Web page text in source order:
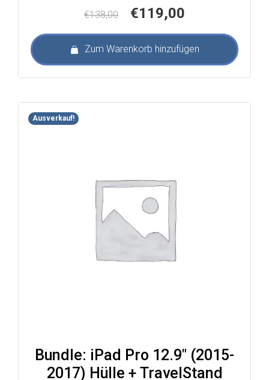
€138,00
Ursprünglicher
war:
€138,00
€119,00
ist:
€119,00.
Zum Warenkorb hinzufügen
Ausverkauf!
Bundle: iPad Pro 12.9″ (2015-
2017) Hülle + TravelStand